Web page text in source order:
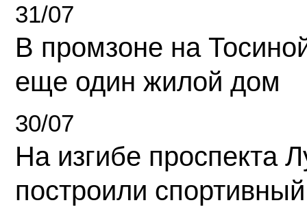
31/07
В промзоне на
еще один жилой дом
30/07
На изгибе проспекта
построили